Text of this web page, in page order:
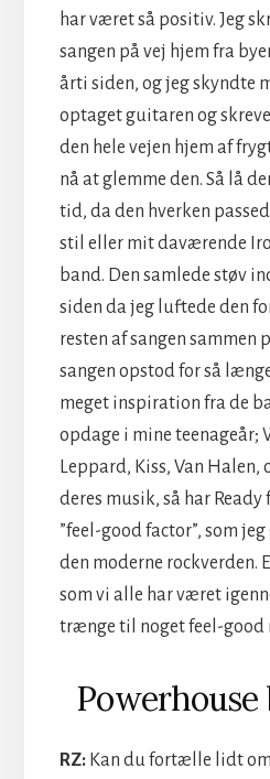
har været så positiv. Jeg
sangen på vej hjem fra
årti siden, og jeg skyndte
optaget guitaren og
den hele vejen hjem af
nå at glemme den. Så lå
tid, da den hverken
stil eller mit daværende
band. Den samlede støv
siden da jeg luftede den
resten af sangen sammen
sangen opstod for så
meget inspiration fra de
opdage i mine teenageår;
Leppard, Kiss, Van Halen,
deres musik, så har Ready
”feel-good factor”, som
den moderne rockverden.
som vi alle har været
trænge til noget feel-good
RZ:Kan du fortælle lidt